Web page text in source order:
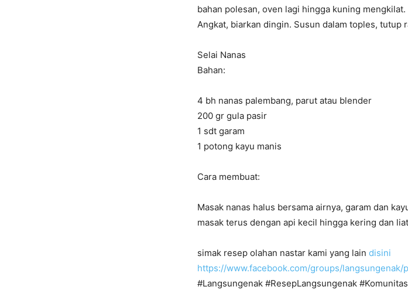
bahan polesan, oven lagi hingga kuning mengkilat.
Angkat, biarkan dingin. Susun dalam toples, tutup
Selai Nanas
Bahan:
4 bh nanas palembang, parut atau blender
200 gr gula pasir
1 sdt garam
1 potong kayu manis
Cara membuat:
Masak nanas halus bersama airnya, garam dan
masak terus dengan api kecil hingga kering dan
simak resep olahan nastar kami yang lain disini
https://www.facebook.com/groups/
#Langsungenak #ResepLangsungenak